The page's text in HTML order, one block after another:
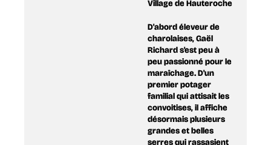
Village de Hauteroche
D'abord éleveur de
charolaises, Gaël
Richard s'est peu à
peu passionné pour le
maraîchage. D'un
premier potager
familial qui attisait les
convoitises, il affiche
désormais plusieurs
grandes et belles
serres qui rassasient